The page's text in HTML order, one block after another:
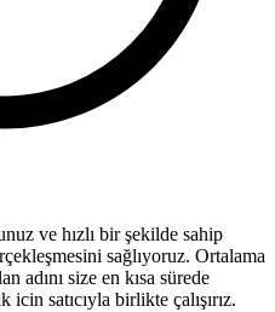
ve hızlı bir şekilde sahip
sağlıyoruz. Ortalama
adını size en kısa sürede
satıcıyla birlikte çalışırız.